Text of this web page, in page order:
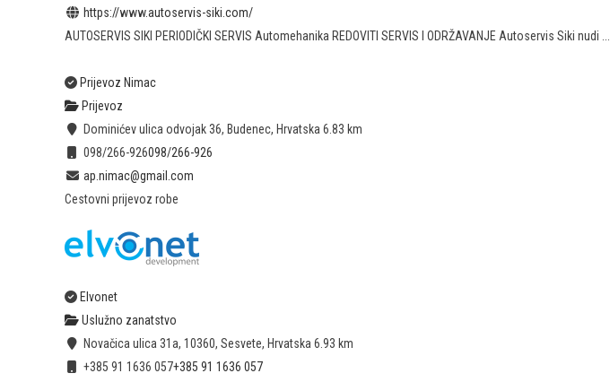
https://www.autoservis-siki.com/
AUTOSERVIS SIKI PERIODIČKI SERVIS Automehanika REDOVITI SERVIS I ODRŽAVANJE Autoservis Siki nudi ...
Prijevoz Nimac
Prijevoz
Dominićev ulica odvojak 36, Budenec, Hrvatska 6.83 km
098/266-926098/266-926
ap.nimac@gmail.com
Cestovni prijevoz robe
Elvonet
Uslužno zanatstvo
Novačica ulica 31a, 10360, Sesvete, Hrvatska 6.93 km
+385 91 1636 057+385 91 1636 057